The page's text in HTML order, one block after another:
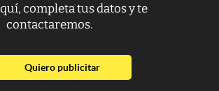
completa tus datos y te
contactaremos.
Quiero publicitarabre en nueva pestaña